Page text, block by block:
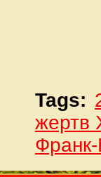
Tags:
жертв